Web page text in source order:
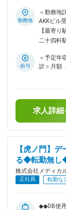
です。創
ビスを追
事業規模と
の定める
「経営支
ン ◆単な
面から向
内容 医薬
医療機関
「支払い
イル 新規
薬品卸会
ービスを
（お客様
培った知
なく、「
る、コンサ
は20名程
途入社と
ができる
出張が伴
勤務地
＜勤務地
AKKビル
る事業所
【最寄り
二十四軒
給与
＜予定年
訳＞月額
くまで
ります。
求人詳細
【虎ノ門】
る◆転勤無し
株式会社メディカ
正社員 転勤な
◆◆DB使